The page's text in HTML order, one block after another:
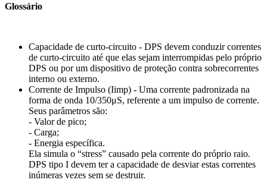
Glossário
Capacidade de curto-circuito - DPS devem conduzir correntes
de curto-circuito até que elas sejam interrompidas pelo próprio
DPS ou por um dispositivo de proteção contra sobrecorrentes
interno ou externo.
Corrente de Impulso (Iimp) - Uma corrente padronizada na
forma de onda 10/350μS, referente a um impulso de corrente.
Seus parâmetros são:
- Valor de pico;
- Carga;
- Energia específica.
Ela simula o “stress” causado pela corrente do próprio raio.
DPS tipo I devem ter a capacidade de desviar estas correntes
inúmeras vezes sem se destruir.